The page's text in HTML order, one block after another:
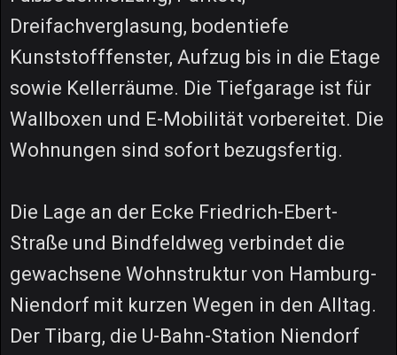
Dreifachverglasung, bodentiefe
Kunststofffenster, Aufzug bis in die Etage
sowie Kellerräume. Die Tiefgarage ist für
Wallboxen und E-Mobilität vorbereitet. Die
Wohnungen sind sofort bezugsfertig.
Die Lage an der Ecke Friedrich-Ebert-
Straße und Bindfeldweg verbindet die
gewachsene Wohnstruktur von Hamburg-
Niendorf mit kurzen Wegen in den Alltag.
Der Tibarg, die U-Bahn-Station Niendorf